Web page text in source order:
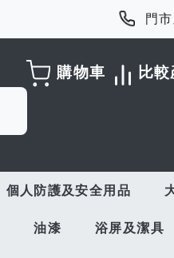
門
比
購物車
個人防護及安全用品
油漆 浴屏及潔具